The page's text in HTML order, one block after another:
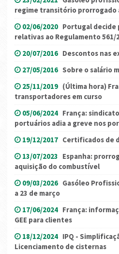
regime transitório prorrogado
02/06/2020 Portugal decide
relativas ao Regulamento 561/
20/07/2016 Descontos nas
27/05/2016 Sobre o salário
25/11/2019 (Última hora)
transportadores em curso
05/06/2024 França:
portuários adia a greve nos
19/12/2017 Certificados de
13/07/2023 Espanha:
aquisição do combustível
09/03/2026 Gasóleo
a 23 de março
17/06/2024 França:
GEE para clientes
18/12/2024 IPQ -
Licenciamento de cisternas